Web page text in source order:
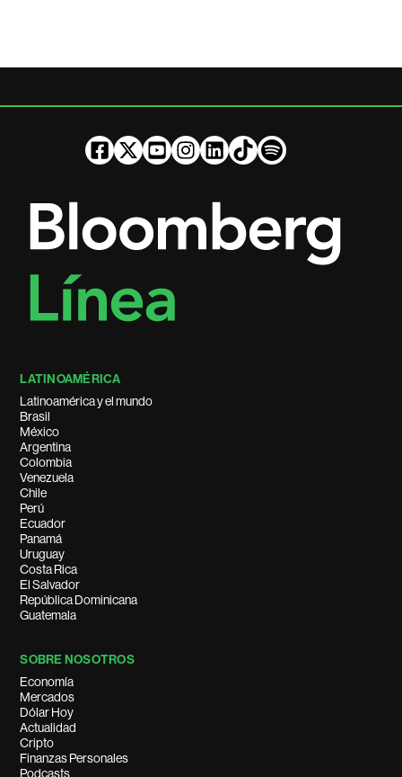
LATINOAMÉRICA
Latinoamérica y el mundo
Brasil
México
Argentina
Colombia
Venezuela
Chile
Perú
Ecuador
Panamá
Uruguay
Costa Rica
El Salvador
República Dominicana
Guatemala
SOBRE NOSOTROS
Economía
Mercados
Dólar Hoy
Actualidad
Cripto
Finanzas Personales
Podcasts